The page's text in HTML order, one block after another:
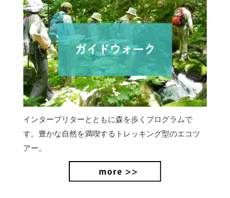
インタープリターとともに森を歩くプログラムで
す。豊かな自然を満喫するトレッキング型のエコツ
アー。